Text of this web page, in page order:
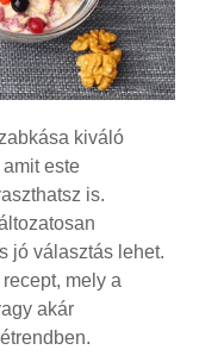
kiváló
este
is.
jó választás lehet.
mely a
akár